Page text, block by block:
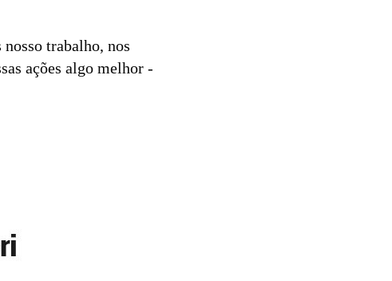
trabalho, nos
ações algo melhor -